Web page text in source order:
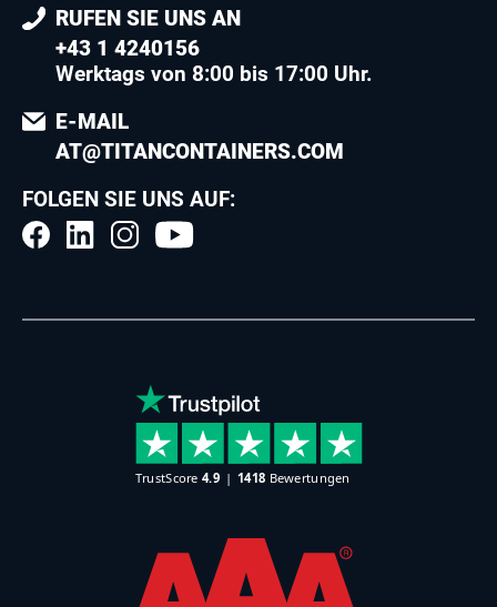
RUFEN SIE UNS AN
+43 1 4240156
Werktags von 8:00 bis 17:00 Uhr.
E-MAIL
AT@TITANCONTAINERS.COM
FOLGEN SIE UNS AUF: